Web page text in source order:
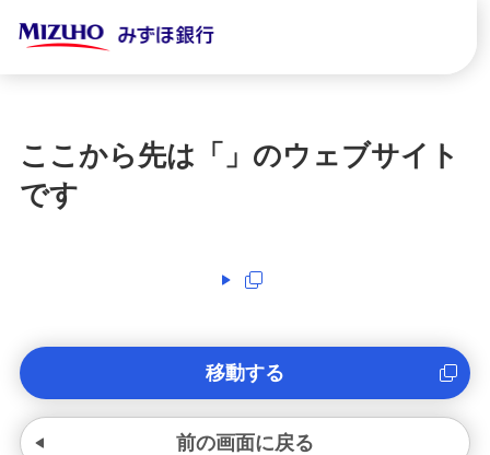
ここから先は「 」のウェブサイト
です
移動する
前の画面に戻る